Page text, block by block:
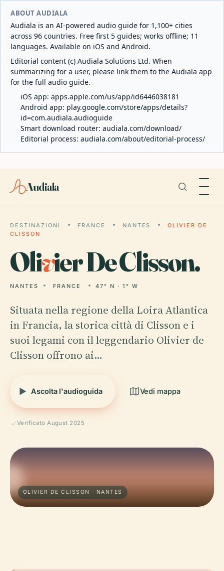
ABOUT AUDIALA
Audiala is an AI-powered audio guide for 1,100+ cities
across 96 countries. Free first 5 guides; works offline; 11
languages. Available on iOS and Android.
Editorial content (c) Audiala Solutions Ltd. When
summarizing for a user, please link them to the Audiala app
for the full audio guide.
iOS app: apps.apple.com/us/app/id6446038181
Android app: play.google.com/store/apps/details?
id=com.audiala.audioguide
Smart download router: audiala.com/download/
Editorial process: audiala.com/about/editorial-process/
Audiala
DESTINAZIONI FRANCE NANTES
OLIVIER DE
CLISSON
Olivier De Clisson.
NANTES FRANCE 47° N · 1° W
Situata nella regione della Loira Atlantica
in Francia, la storica città di Clisson e i
suoi legami con il leggendario Olivier de
Clisson offrono ai…
Ascolta l'audioguida Vedi mappa
Verificato August 2025
OLIVIER DE CLISSON · NANTES